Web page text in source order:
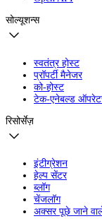
सोल्यूशन्स
स्वतंत्र होस्ट
प्रॉपर्टी मैनेजर
को-होस्ट
टेक-एनेबल्ड
रिसोर्सेज़
इंटीग्रेशन
हेल्प सेंटर
ब्लॉग
चेंजलॉग
अक्सर पूछे जाने